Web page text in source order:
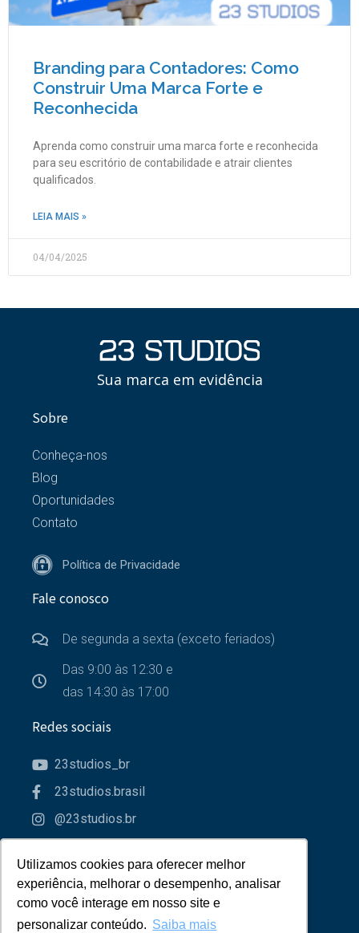
Utilizamos cookies para oferecer melhor
experiência, melhorar o desempenho, analisar
como você interage em nosso site e
personalizar conteúdo. Saiba mais
Utilizamos cookies para oferecer melhor
experiência, melhorar o desempenho, analisar
como você interage em nosso site e
personalizar conteúdo. Saiba mais
Branding para Contadores: Como
Construir Uma Marca Forte e
Reconhecida
Aprenda como construir uma marca forte e reconhecida
para seu escritório de contabilidade e atrair clientes
qualificados.
LEIA MAIS »
04/04/2025
Sua marca em evidência
Sobre
Conheça-nos
Blog
Oportunidades
Contato
Política de Privacidade
Fale conosco
De segunda a sexta (exceto feriados)
Das 9:00 às 12:30 e
das 14:30 às 17:00
Redes sociais
23studios_br
23studios.brasil
@23studios.br
Parceiros